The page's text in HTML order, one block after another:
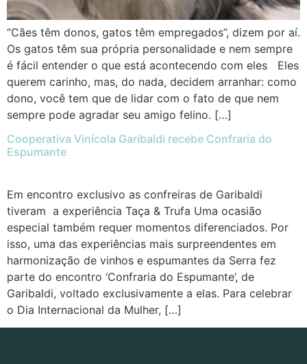
“Cães têm donos, gatos têm empregados”, dizem por aí.
Os gatos têm sua própria personalidade e nem sempre
é fácil entender o que está acontecendo com eles Eles
querem carinho, mas, do nada, decidem arranhar: como
dono, você tem que de lidar com o fato de que nem
sempre pode agradar seu amigo felino. […]
Cooperativa Vinícola Garibaldi recebe Confraria do
Espumante
Em encontro exclusivo as confreiras de Garibaldi
tiveram a experiência Taça & Trufa Uma ocasião
especial também requer momentos diferenciados. Por
isso, uma das experiências mais surpreendentes em
harmonização de vinhos e espumantes da Serra fez
parte do encontro ‘Confraria do Espumante’, de
Garibaldi, voltado exclusivamente a elas. Para celebrar
o Dia Internacional da Mulher, […]